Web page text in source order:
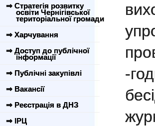
⇒ Стратегія розвитку
освіти Чернігівської
територіальної громади
⇒ Харчування
⇒ Доступ до публічної
інформації
⇒ Публічні закупівлі
⇒ Вакансії
⇒ Реєстрація в ДНЗ
⇒ ІРЦ
-